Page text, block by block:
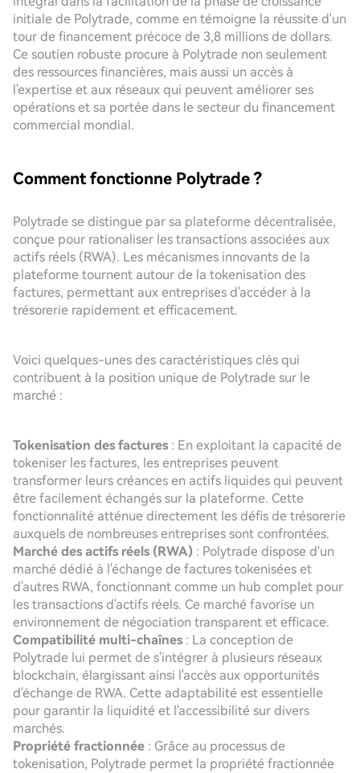
initiale de Polytrade, comme en témoigne la réussite d'un
tour de financement précoce de 3,8 millions de dollars.
Ce soutien robuste procure à Polytrade non seulement
des ressources financières, mais aussi un accès à
l'expertise et aux réseaux qui peuvent améliorer ses
opérations et sa portée dans le secteur du financement
commercial mondial.
Comment fonctionne Polytrade ?
Polytrade se distingue par sa plateforme décentralisée,
conçue pour rationaliser les transactions associées aux
actifs réels (RWA). Les mécanismes innovants de la
plateforme tournent autour de la tokenisation des
factures, permettant aux entreprises d'accéder à la
trésorerie rapidement et efficacement.
Voici quelques-unes des caractéristiques clés qui
contribuent à la position unique de Polytrade sur le
marché :
Tokenisation des factures : En exploitant la capacité de
tokeniser les factures, les entreprises peuvent
transformer leurs créances en actifs liquides qui peuvent
être facilement échangés sur la plateforme. Cette
fonctionnalité atténue directement les défis de trésorerie
auxquels de nombreuses entreprises sont confrontées.
Marché des actifs réels (RWA) : Polytrade dispose d'un
marché dédié à l'échange de factures tokenisées et
d'autres RWA, fonctionnant comme un hub complet pour
les transactions d'actifs réels. Ce marché favorise un
environnement de négociation transparent et efficace.
Compatibilité multi-chaînes : La conception de
Polytrade lui permet de s'intégrer à plusieurs réseaux
blockchain, élargissant ainsi l'accès aux opportunités
d'échange de RWA. Cette adaptabilité est essentielle
pour garantir la liquidité et l'accessibilité sur divers
marchés.
Propriété fractionnée : Grâce au processus de
tokenisation, Polytrade permet la propriété fractionnée